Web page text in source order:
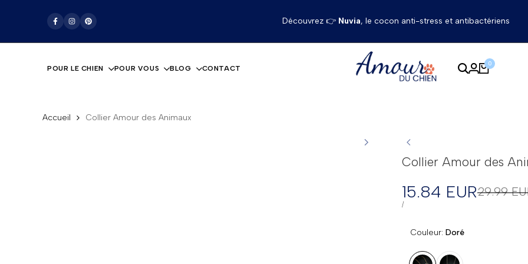
Facebook
Instagram
Pinterest
La boutique pour les amoureux des chiens Découvrez 👉 Nuvia, le cocon anti-stress et antibactériens
POUR LE CHIEN POUR VOUS BLOG CONTACT
0
Accueil Collier Amour des Animaux
Collier Amour des
Prix
29.99
Prix
en
solde
15.84 EUR
PRIX
/PAR
Couleur:Doré